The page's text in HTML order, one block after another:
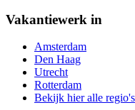
Vakantiewerk in
Amsterdam
Den Haag
Utrecht
Rotterdam
Bekijk hier alle regio's